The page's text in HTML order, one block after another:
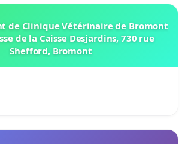
de Clinique Vétérinaire de Bromont
de la Caisse Desjardins, 730 rue
Shefford, Bromont